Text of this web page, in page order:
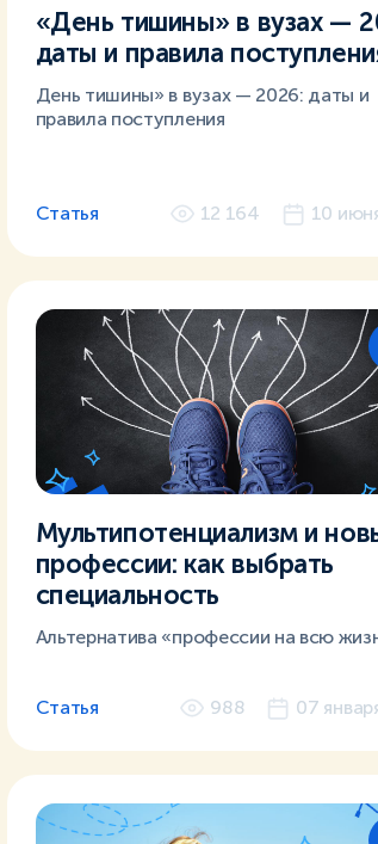
«День тишины» в вузах —
даты и правила
День тишины» в вузах — 2026: даты и
правила поступления
Статья 12 164 10
Мультипотенциализм и
профессии: как выбрать
специальность
Альтернатива «профессии на всю
Статья 988 07